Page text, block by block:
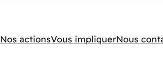
Nos actionsVous impliquerNous